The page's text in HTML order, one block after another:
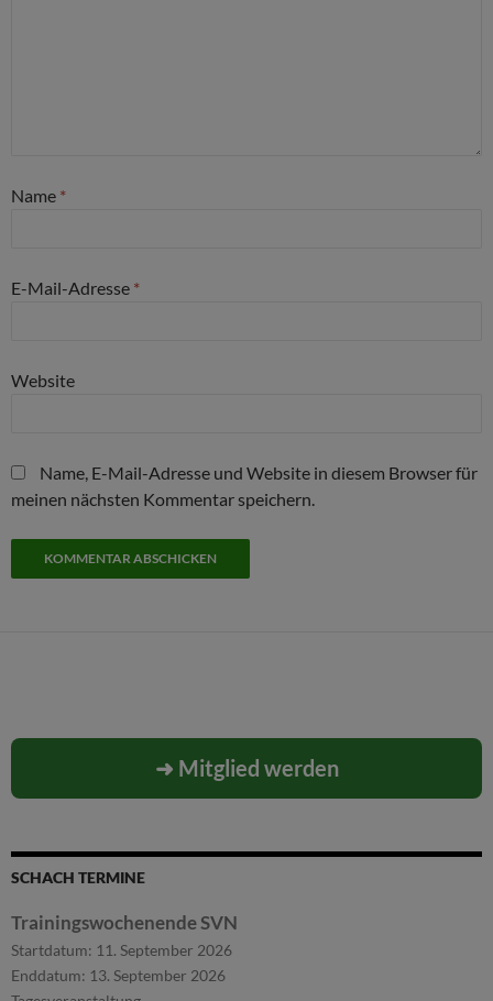
Name *
E-Mail-Adresse *
Website
Name, E-Mail-Adresse und Website in diesem Browser für
meinen nächsten Kommentar speichern.
➜ Mitglied werden
SCHACH TERMINE
Trainingswochenende SVN
Startdatum: 11. September 2026
Enddatum: 13. September 2026